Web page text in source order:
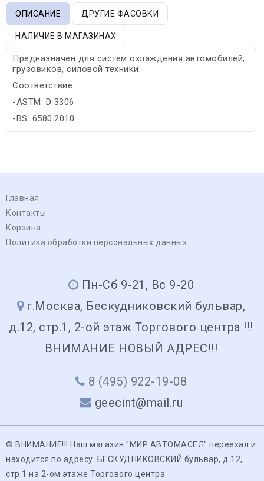
ОПИСАНИЕ ДРУГИЕ ФАСОВКИ
НАЛИЧИЕ В МАГАЗИНАХ
Предназначен для систем охлаждения автомобилей,
грузовиков, силовой техники.
Соответствие:
-ASTM: D 3306
-BS: 6580:2010
Главная
Контакты
Корзина
Политика обработки персональных данных
Пн-Сб 9-21, Вс 9-20
г.Москва, Бескудниковский бульвар,
д.12, стр.1, 2-ой этаж Торгового центра !!!
ВНИМАНИЕ НОВЫЙ АДРЕС!!!
8 (495) 922-19-08
geecint@mail.ru
© ВНИМАНИЕ!!! Наш магазин "МИР АВТОМАСЕЛ" переехал и
находится по адресу: БЕСКУДНИКОВСКИЙ бульвар, д.12,
стр.1 на 2-ом этаже Торгового центра